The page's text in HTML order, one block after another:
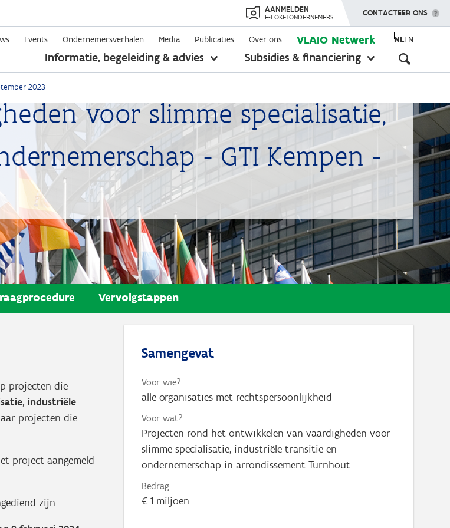
Overslaan
en
naar
de
gaan
AANMELDEN
E-LOKETONDERNEMERS TOON MENU
CONTACTEER ONS
Events Ondernemersverhalen Media Publicaties Over ons VLAIO Netwerk NLEN
Informatie, begeleiding & advies
toon
Subsidies & financiering
toon
2023
voor slimme specialisatie,
- GTI Kempen -
Vervolgstappen
projecten die
industriële
projecten die
project aangemeld
zijn.
Samengevat
Voor wie?
alle organisaties met rechtspersoonlijkheid
Voor wat?
Projecten rond het ontwikkelen van vaardigheden voor
slimme specialisatie, industriële transitie en
ondernemerschap in arrondissement Turnhout
Bedrag
€ 1 miljoen